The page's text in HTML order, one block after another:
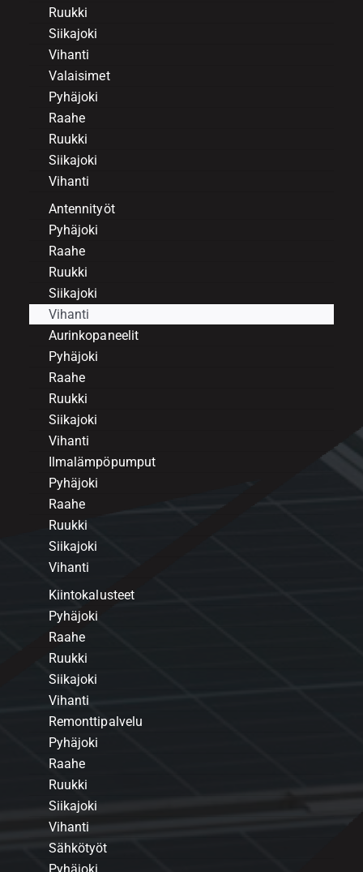
Ruukki
Siikajoki
Vihanti
Valaisimet
Pyhäjoki
Raahe
Ruukki
Siikajoki
Vihanti
Antennityöt
Pyhäjoki
Raahe
Ruukki
Siikajoki
Vihanti
Aurinkopaneelit
Pyhäjoki
Raahe
Ruukki
Siikajoki
Vihanti
Ilmalämpöpumput
Pyhäjoki
Raahe
Ruukki
Siikajoki
Vihanti
Kiintokalusteet
Pyhäjoki
Raahe
Ruukki
Siikajoki
Vihanti
Remonttipalvelu
Pyhäjoki
Raahe
Ruukki
Siikajoki
Vihanti
Sähkötyöt
Pyhäjoki